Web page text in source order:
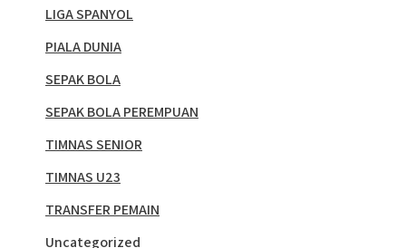
LIGA SPANYOL
PIALA DUNIA
SEPAK BOLA
SEPAK BOLA PEREMPUAN
TIMNAS SENIOR
TIMNAS U23
TRANSFER PEMAIN
Uncategorized